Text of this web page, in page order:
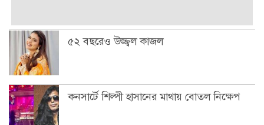
৫২ বছরেও উজ্জ্বল কাজল
কনসার্টে শিল্পী হাসানের মাথায় বোতল নিক্ষেপ